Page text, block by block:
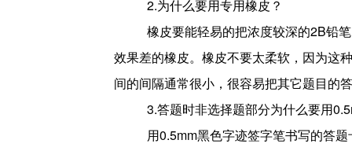
2.为什么要用专用橡皮？
橡皮要能轻易的把浓度较深的2B铅
效果差的橡皮。橡皮不要太柔软，因为这
间的间隔通常很小，很容易把其它题目的
3.答题时非选择题部分为什么要用
用0.5mm黑色字迹签字笔书写的答